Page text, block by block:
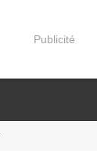
Publicité